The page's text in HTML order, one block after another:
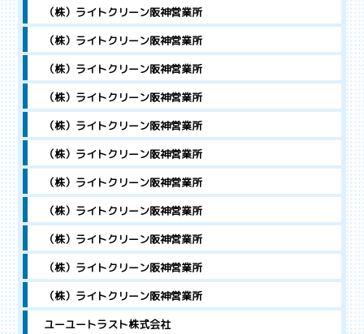
（株）ライトクリーン阪神営業所
（株）ライトクリーン阪神営業所
（株）ライトクリーン阪神営業所
（株）ライトクリーン阪神営業所
（株）ライトクリーン阪神営業所
（株）ライトクリーン阪神営業所
（株）ライトクリーン阪神営業所
（株）ライトクリーン阪神営業所
（株）ライトクリーン阪神営業所
（株）ライトクリーン阪神営業所
（株）ライトクリーン阪神営業所
ユーユートラスト株式会社